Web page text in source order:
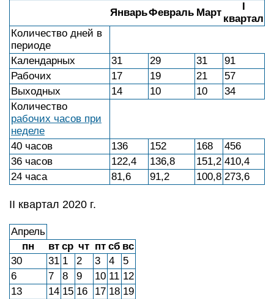
ЯнварьФевраль Март
I
квартал
Количество дней в
периоде
Календарных
31 29 31
91
Рабочих
17 19 21
57
Выходных
14 10 10
34
Количество
рабочих часов при
неделе
40 часов
136 152 168
456
36 часов
122,4 136,8 151,2 410,4
24 часа
81,6 91,2 100,8 273,6
II квартал 2020 г.
Апрель
пн
вт ср чт пт сб вс
30
31 1 2 3 4
5
6
7 8 9 10 11 12
13
14 15 16 17 18 19